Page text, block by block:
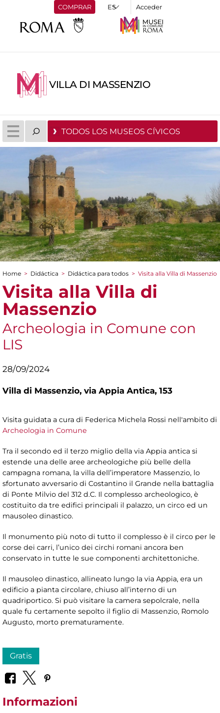
COMPRAR Acceder
VILLA DI MASSENZIO
TODOS LOS MUSEOS CÍVICOS
You are here
Home > Didáctica > Didáctica para todos > Visita alla Villa di Massenzio
Visita alla Villa di
Massenzio
Archeologia in Comune con
LIS
28/09/2024
Villa di Massenzio, via Appia Antica, 153
Visita guidata a cura di Federica Michela Rossi nell'ambito di
Archeologia in Comune
Tra il secondo ed il terzo miglio della via Appia antica si
estende una delle aree archeologiche più belle della
campagna romana, la villa dell’imperatore Massenzio, lo
sfortunato avversario di Costantino il Grande nella battaglia
di Ponte Milvio del 312 d.C. Il complesso archeologico, è
costituito da tre edifici principali il palazzo, un circo ed un
mausoleo dinastico.
Il monumento più noto di tutto il complesso è il circo per le
corse dei carri, l’unico dei circhi romani ancora ben
conservato in tutte le sue componenti architettoniche.
Il mausoleo dinastico, allineato lungo la via Appia, era un
edificio a pianta circolare, chiuso all’interno di un
quadriportico. Si può visitare la camera sepolcrale, nella
quale fu certamente sepolto il figlio di Massenzio, Romolo
Augusto, morto prematuramente.
Gratis
Informazioni